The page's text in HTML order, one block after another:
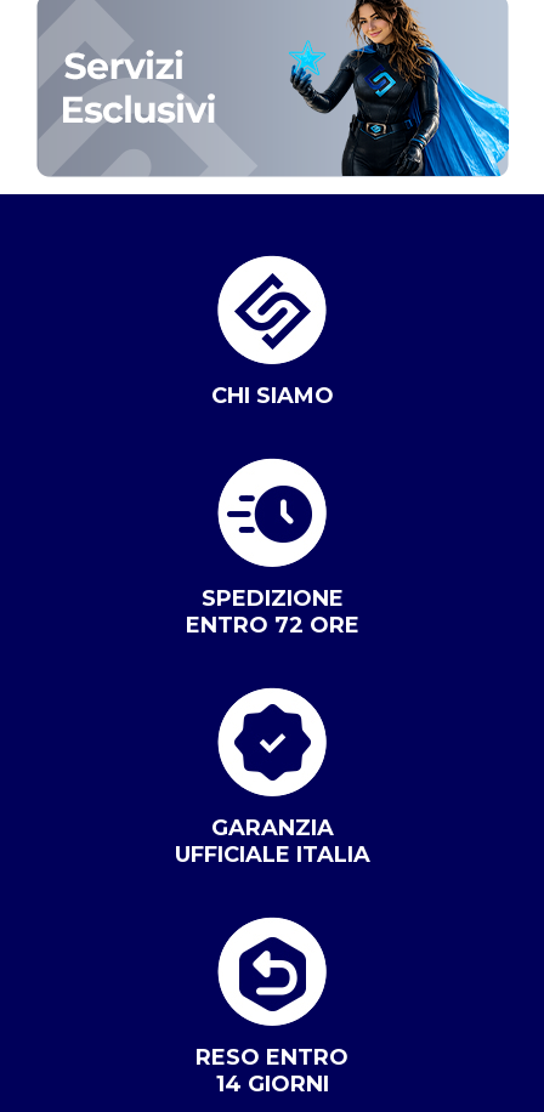
CHI SIAMO
SPEDIZIONE
ENTRO 72 ORE
GARANZIA
UFFICIALE ITALIA
RESO ENTRO
14 GIORNI